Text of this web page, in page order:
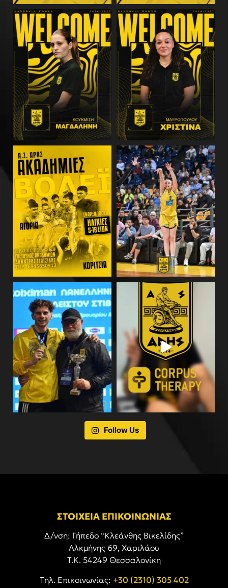
Follow Us
ΣΤΟΙΧΕΙΑ ΕΠΙΚΟΙΝΩΝΙΑΣ
Δ/νση: Γήπεδο “Κλεάνθης Βικελίδης”
Αλκμήνης 69, Χαριλάου
Τ.Κ. 54249 Θεσσαλονίκη
Tηλ. Επικοινωνίας: +30 (2310) 305 402